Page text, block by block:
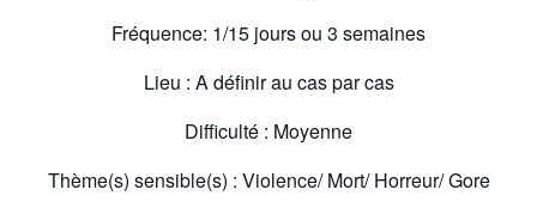
Fréquence: 1/15 jours ou 3 semaines
Lieu : A définir au cas par cas
Difficulté : Moyenne
Thème(s) sensible(s) : Violence/ Mort/ Horreur/ Gore